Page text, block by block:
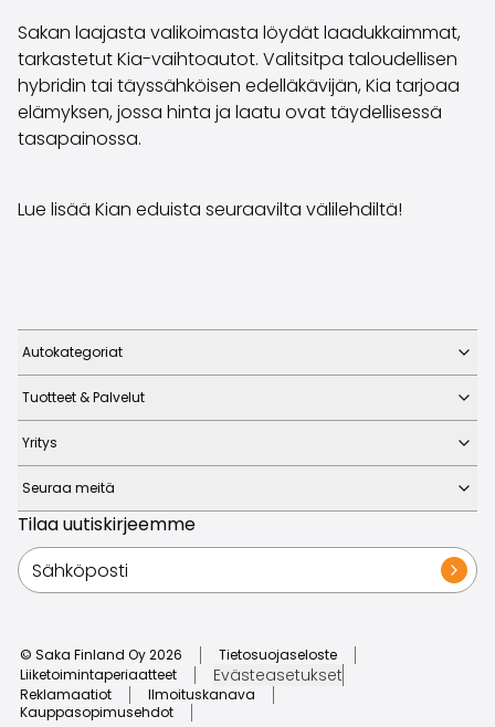
Medialle
Kokemuksia Sakasta
Reklamaatiot
Sakan laajasta valikoimasta löydät laadukkaimmat,
tarkastetut Kia-vaihtoautot. Valitsitpa taloudellisen
hybridin tai täyssähköisen edelläkävijän, Kia tarjoaa
elämyksen, jossa hinta ja laatu ovat täydellisessä
tasapainossa.
Lue lisää Kian eduista seuraavilta välilehdiltä!
Autokategoriat
Tuotteet & Palvelut
Yritys
Seuraa meitä
Tilaa uutiskirjeemme
© Saka Finland Oy2026
Tietosuojaseloste
Liiketoimintaperiaatteet
Evästeasetukset
Reklamaatiot
Ilmoituskanava
Kauppasopimusehdot